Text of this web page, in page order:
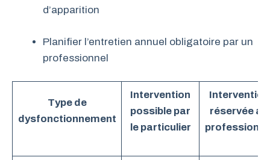
d’apparition
Planifier l’entretien annuel obligatoire par un
professionnel
Type de
dysfonctionnement
Intervention
possible par
le particulier
Intervention
réservée au